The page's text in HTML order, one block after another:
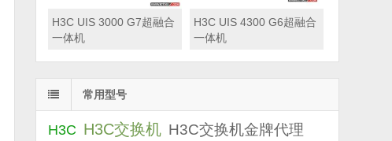
H3C UIS 3000 G7超融合
一体机
H3C UIS 4300 G6超融合
一体机
常用型号
H3C H3C交换机 H3C交换机金牌代理